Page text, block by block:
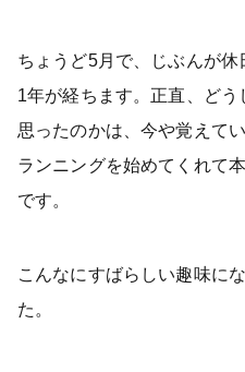
ちょうど5月で、じぶんが
1年が経ちます。正直、ど
思ったのかは、今や覚えて
ランニングを始めてくれて
です。
こんなにすばらしい趣味に
た。